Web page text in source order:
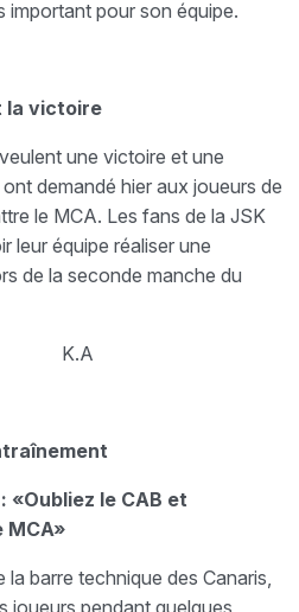
important pour son équipe.
la victoire
une victoire et une
demandé hier aux joueurs de
le MCA. Les fans de la JSK
leur équipe réaliser une
de la seconde manche du
«Oubliez le CAB et
MCA»
la barre technique des Canaris,
joueurs pendant quelques